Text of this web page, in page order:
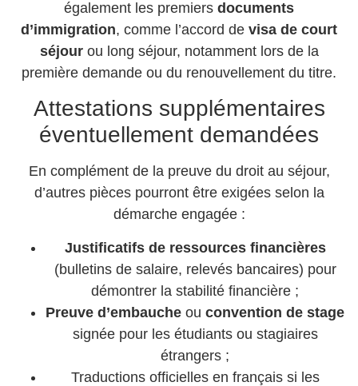
également les premiers documents
d’immigration, comme l’accord de visa de court
séjourou long séjour, notamment lors de la
première demande ou du renouvellement du titre.
Attestations supplémentaires
éventuellement demandées
En complément de la preuve du droit au séjour,
d’autres pièces pourront être exigées selon la
démarche engagée :
Justificatifs de ressources financières
(bulletins de salaire, relevés bancaires) pour
démontrer la stabilité financière ;
Preuve d’embauche ou convention de stage
signée pour les étudiants ou stagiaires
étrangers ;
Traductions officielles en français si les